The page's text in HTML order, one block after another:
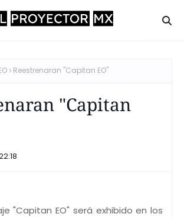
Reestrenaran "Capitan EO"
"Capitan
"Capitan EO" será exhibido en los